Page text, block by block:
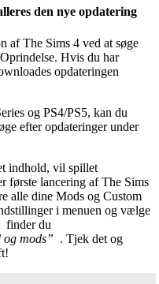
den nye opdatering
af The Sims 4 ved at søge
Hvis du har
opdateringen
og PS4/PS5, kan du
efter opdateringer under
indhold, vil spillet
første lancering af The Sims
alle dine Mods og Custom
i menuen og vælge
finder du
og mods” . Tjek det og